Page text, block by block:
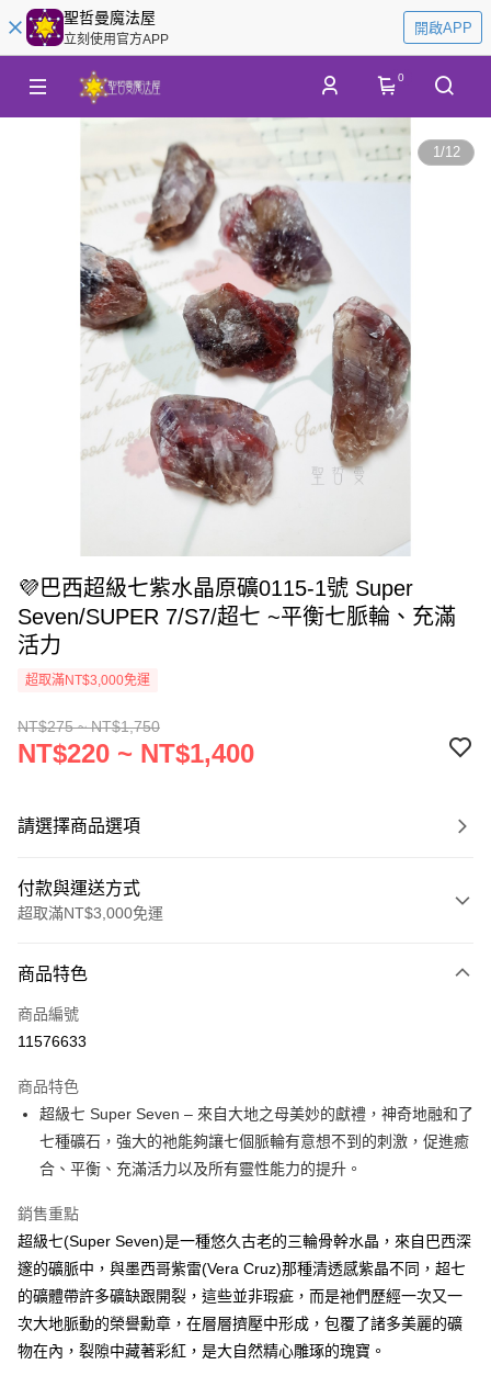
聖哲曼魔法屋
立刻使用官方APP
開啟APP
0
1/12
💜巴西超級七紫水晶原礦0115-1號 Super
Seven/SUPER 7/S7/超七 ~平衡七脈輪、充滿
活力
超取滿NT$3,000免運
NT$275 ~ NT$1,750
NT$220 ~ NT$1,400
請選擇商品選項
付款與運送方式
超取滿NT$3,000免運
信用卡一次付款
超商取貨付款
Apple Pay
街口支付
ATM付款
全家取貨付款
每筆NT$80，滿NT$3,000(含以上)免運費
商品特色
商品編號
11576633
商品特色
超級七 Super Seven – 來自大地之母美妙的獻禮，神奇地融和了
七種礦石，強大的祂能夠讓七個脈輪有意想不到的刺激，促進癒
合、平衡、充滿活力以及所有靈性能力的提升。
銷售重點
超級七(Super Seven)是一種悠久古老的三輪骨幹水晶，來自巴西深
邃的礦脈中，與墨西哥紫雷(Vera Cruz)那種清透感紫晶不同，超七
的礦體帶許多礦缺跟開裂，這些並非瑕疵，而是祂們歷經一次又一
次大地脈動的榮譽勳章，在層層擠壓中形成，包覆了諸多美麗的礦
物在內，裂隙中藏著彩紅，是大自然精心雕琢的瑰寶。